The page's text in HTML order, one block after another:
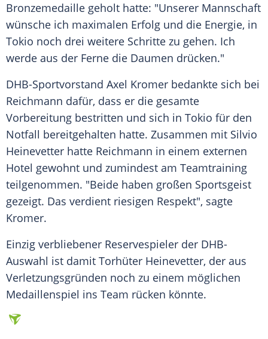
Bronzemedaille geholt hatte: "Unserer Mannschaft
wünsche ich maximalen Erfolg und die Energie, in
Tokio noch drei weitere Schritte zu gehen. Ich
werde aus der Ferne die Daumen drücken."
DHB-Sportvorstand Axel Kromer bedankte sich bei
Reichmann dafür, dass er die gesamte
Vorbereitung bestritten und sich in Tokio für den
Notfall bereitgehalten hatte. Zusammen mit Silvio
Heinevetter hatte Reichmann in einem externen
Hotel gewohnt und zumindest am Teamtraining
teilgenommen. "Beide haben großen Sportsgeist
gezeigt. Das verdient riesigen Respekt", sagte
Kromer.
Einzig verbliebener Reservespieler der DHB-
Auswahl ist damit Torhüter Heinevetter, der aus
Verletzungsgründen noch zu einem möglichen
Medaillenspiel ins Team rücken könnte.